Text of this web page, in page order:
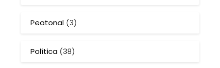
Peatonal (3)
Política (38)